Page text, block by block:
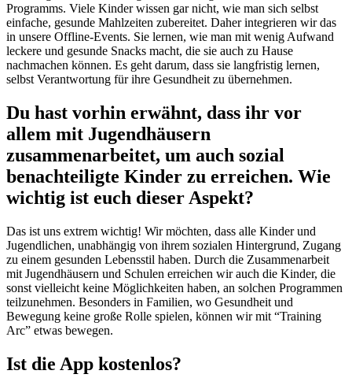
Programms. Viele Kinder wissen gar nicht, wie man sich selbst
einfache, gesunde Mahlzeiten zubereitet. Daher integrieren wir das
in unsere Offline-Events. Sie lernen, wie man mit wenig Aufwand
leckere und gesunde Snacks macht, die sie auch zu Hause
nachmachen können. Es geht darum, dass sie langfristig lernen,
selbst Verantwortung für ihre Gesundheit zu übernehmen.
Du hast vorhin erwähnt, dass ihr vor
allem mit Jugendhäusern
zusammenarbeitet, um auch sozial
benachteiligte Kinder zu erreichen. Wie
wichtig ist euch dieser Aspekt?
Das ist uns extrem wichtig! Wir möchten, dass alle Kinder und
Jugendlichen, unabhängig von ihrem sozialen Hintergrund, Zugang
zu einem gesunden Lebensstil haben. Durch die Zusammenarbeit
mit Jugendhäusern und Schulen erreichen wir auch die Kinder, die
sonst vielleicht keine Möglichkeiten haben, an solchen Programmen
teilzunehmen. Besonders in Familien, wo Gesundheit und
Bewegung keine große Rolle spielen, können wir mit “Training
Arc” etwas bewegen.
Ist die App kostenlos?